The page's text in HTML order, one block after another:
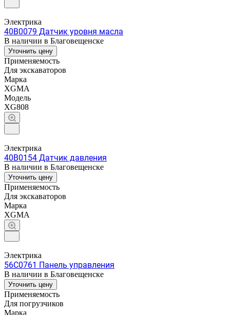
Электрика
40B0079 Датчик уровня масла
В наличии в Благовещенске
Уточнить цену
Применяемость
Для экскаваторов
Марка
XGMA
Модель
XG808
Электрика
40B0154 Датчик давления
В наличии в Благовещенске
Уточнить цену
Применяемость
Для экскаваторов
Марка
XGMA
Электрика
56C0761 Панель управления
В наличии в Благовещенске
Уточнить цену
Применяемость
Для погрузчиков
Марка